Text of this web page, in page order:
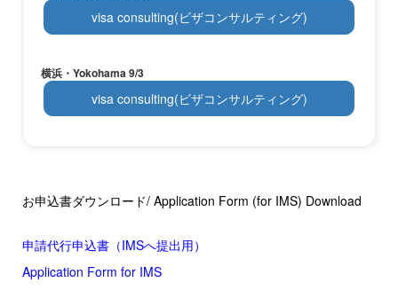
visa consulting(ビザコンサルティング)
横浜・Yokohama 9/3
visa consulting(ビザコンサルティング)
お申込書ダウンロード/ Application Form (for IMS) Download
申請代行申込書（IMSへ提出用）
Application Form for IMS